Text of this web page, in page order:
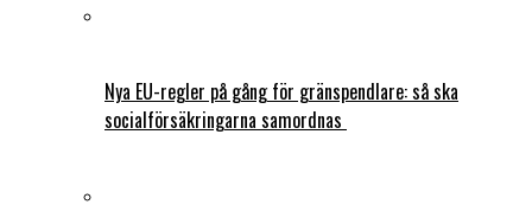
Nya EU-regler på gång för gränspendlare: så ska
socialförsäkringarna samordnas